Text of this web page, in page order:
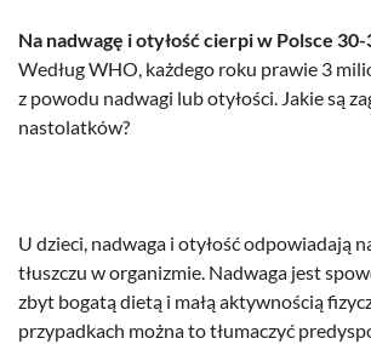
Na nadwagę i otyłość cierpi w Polsce
Według WHO, każdego roku prawie 3
z powodu nadwagi lub otyłości. Jakie są
nastolatków?
U dzieci, nadwaga i otyłość odpowiadają
tłuszczu w organizmie. Nadwaga jest
zbyt bogatą dietą i małą aktywnością
przypadkach można to tłumaczyć